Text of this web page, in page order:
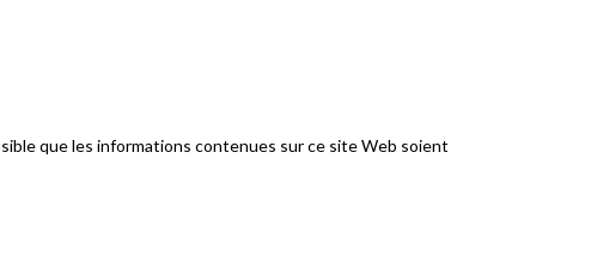
que les informations contenues sur ce site Web soient